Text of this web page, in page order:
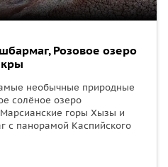
Розовое озеро
необычные природные
солёное озеро
горы Хызы и
с панорамой Каспийского